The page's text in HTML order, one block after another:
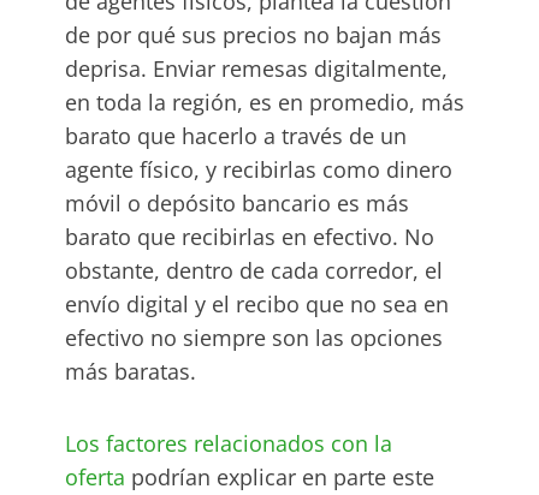
de por qué sus precios no bajan más
deprisa. Enviar remesas digitalmente,
en toda la región, es en promedio, más
barato que hacerlo a través de un
agente físico, y recibirlas como dinero
móvil o depósito bancario es más
barato que recibirlas en efectivo. No
obstante, dentro de cada corredor, el
envío digital y el recibo que no sea en
efectivo no siempre son las opciones
más baratas.
Los factores relacionados con la
oferta podrían explicar en parte este